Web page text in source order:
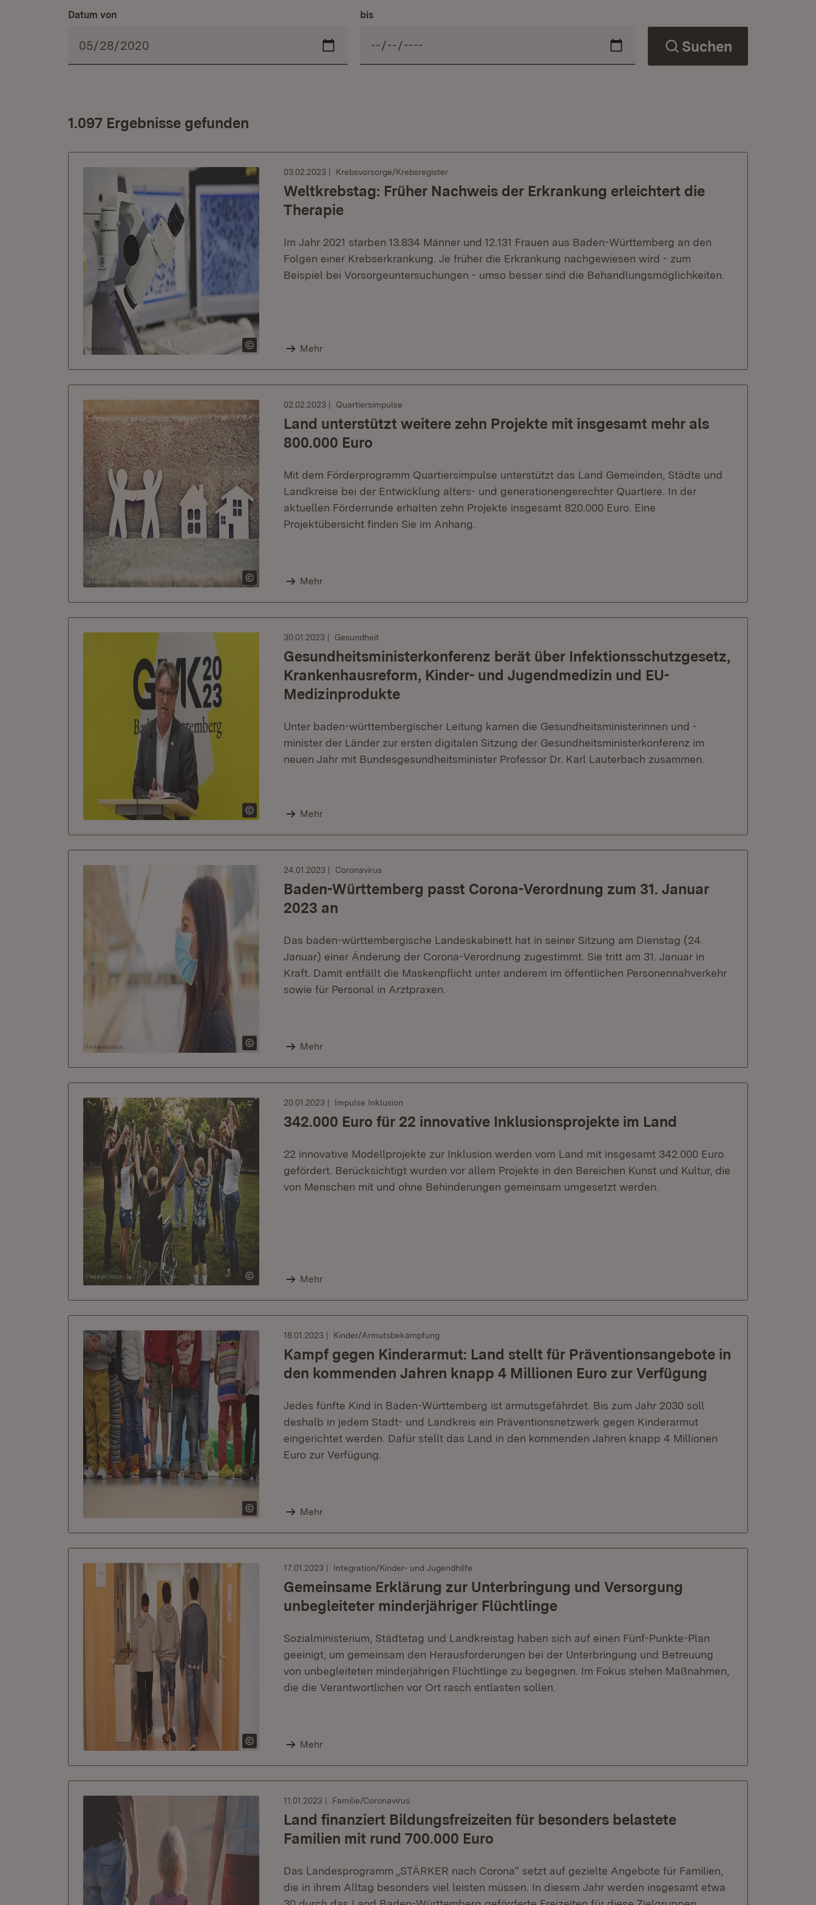
Datum von bis
Suchen
1.097 Ergebnisse gefunden
03.02.2023 Krebsvorsorge/Krebsregister
Weltkrebstag: Früher Nachweis der Erkrankung erleichtert die
Therapie
Im Jahr 2021 starben 13.834 Männer und 12.131 Frauen aus Baden-Württemberg an den
Folgen einer Krebserkrankung. Je früher die Erkrankung nachgewiesen wird - zum
Beispiel bei Vorsorgeuntersuchungen - umso besser sind die Behandlungsmöglichkeiten.
Mehr
02.02.2023 Quartiersimpulse
Land unterstützt weitere zehn Projekte mit insgesamt mehr als
800.000 Euro
Mit dem Förderprogramm Quartiersimpulse unterstützt das Land Gemeinden, Städte und
Landkreise bei der Entwicklung alters- und generationengerechter Quartiere. In der
aktuellen Förderrunde erhalten zehn Projekte insgesamt 820.000 Euro. Eine
Projektübersicht finden Sie im Anhang.
Mehr
30.01.2023 Gesundheit
Gesundheitsministerkonferenz berät über Infektionsschutzgesetz,
Krankenhausreform, Kinder- und Jugendmedizin und EU-
Medizinprodukte
Unter baden-württembergischer Leitung kamen die Gesundheitsministerinnen und -
minister der Länder zur ersten digitalen Sitzung der Gesundheitsministerkonferenz im
neuen Jahr mit Bundesgesundheitsminister Professor Dr. Karl Lauterbach zusammen.
Mehr
24.01.2023 Coronavirus
Baden-Württemberg passt Corona-Verordnung zum 31. Januar
2023 an
Das baden-württembergische Landeskabinett hat in seiner Sitzung am Dienstag (24.
Januar) einer Änderung der Corona-Verordnung zugestimmt. Sie tritt am 31. Januar in
Kraft. Damit entfällt die Maskenpflicht unter anderem im öffentlichen Personennahverkehr
sowie für Personal in Arztpraxen.
Mehr
20.01.2023 Impulse Inklusion
342.000 Euro für 22 innovative Inklusionsprojekte im Land
22 innovative Modellprojekte zur Inklusion werden vom Land mit insgesamt 342.000 Euro
gefördert. Berücksichtigt wurden vor allem Projekte in den Bereichen Kunst und Kultur, die
von Menschen mit und ohne Behinderungen gemeinsam umgesetzt werden.
Mehr
18.01.2023 Kinder/Armutsbekämpfung
Kampf gegen Kinderarmut: Land stellt für Präventionsangebote in
den kommenden Jahren knapp 4 Millionen Euro zur Verfügung
Jedes fünfte Kind in Baden-Württemberg ist armutsgefährdet. Bis zum Jahr 2030 soll
deshalb in jedem Stadt- und Landkreis ein Präventionsnetzwerk gegen Kinderarmut
eingerichtet werden. Dafür stellt das Land in den kommenden Jahren knapp 4 Millionen
Euro zur Verfügung.
Mehr
17.01.2023 Integration/Kinder- und Jugendhilfe
Gemeinsame Erklärung zur Unterbringung und Versorgung
unbegleiteter minderjähriger Flüchtlinge
Sozialministerium, Städtetag und Landkreistag haben sich auf einen Fünf-Punkte-Plan
geeinigt, um gemeinsam den Herausforderungen bei der Unterbringung und Betreuung
von unbegleiteten minderjährigen Flüchtlinge zu begegnen. Im Fokus stehen Maßnahmen,
die die Verantwortlichen vor Ort rasch entlasten sollen.
Mehr
11.01.2023 Familie/Coronavirus
Land finanziert Bildungsfreizeiten für besonders belastete
Familien mit rund 700.000 Euro
Das Landesprogramm „STÄRKER nach Corona“ setzt auf gezielte Angebote für Familien,
die in ihrem Alltag besonders viel leisten müssen. In diesem Jahr werden insgesamt etwa